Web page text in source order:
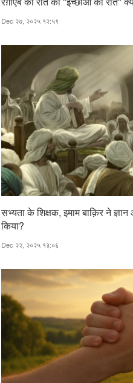
Dec २७, २०२५ १२:५९
सभ्यता के शिक्षक, इमाम बाक़िर ने
किया?
Dec २२, २०२५ १३:०६